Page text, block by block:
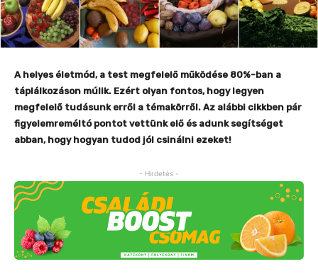
A helyes életmód, a test megfelelő működése 80%-ban a
táplálkozáson múlik. Ezért olyan fontos, hogy legyen
megfelelő tudásunk erről a témakörről. Az alábbi cikkben pár
figyelemreméltó pontot vettünk elő és adunk segítséget
abban, hogy hogyan tudod jól csinálni ezeket!
- Hirdetés -